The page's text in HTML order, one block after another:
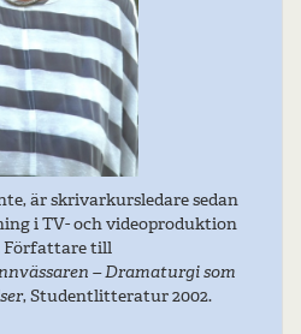
är skrivarkursledare sedan
i TV- och videoproduktion
Författare till
– Dramaturgi som
, Studentlitteratur 2002.